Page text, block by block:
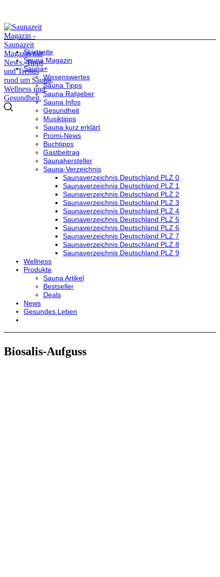
Startseite
Sauna Magazin
Sauna+
Wissenswertes
Sauna Tipps
Sauna Ratgeber
Sauna Infos
Gesundheit
Musiktipps
Sauna kurz erklärt
Promi-News
Buchtipps
Gastbeitrag
Saunahersteller
Sauna-Verzeichnis
Saunaverzeichnis Deutschland PLZ 0
Saunaverzeichnis Deutschland PLZ 1
Saunaverzeichnis Deutschland PLZ 2
Saunaverzeichnis Deutschland PLZ 3
Saunaverzeichnis Deutschland PLZ 4
Saunaverzeichnis Deutschland PLZ 5
Saunaverzeichnis Deutschland PLZ 6
Saunaverzeichnis Deutschland PLZ 7
Saunaverzeichnis Deutschland PLZ 8
Saunaverzeichnis Deutschland PLZ 9
Wellness
Produkte
Sauna Artikel
Bestseller
Deals
News
Gesundes Leben
Biosalis-Aufguss